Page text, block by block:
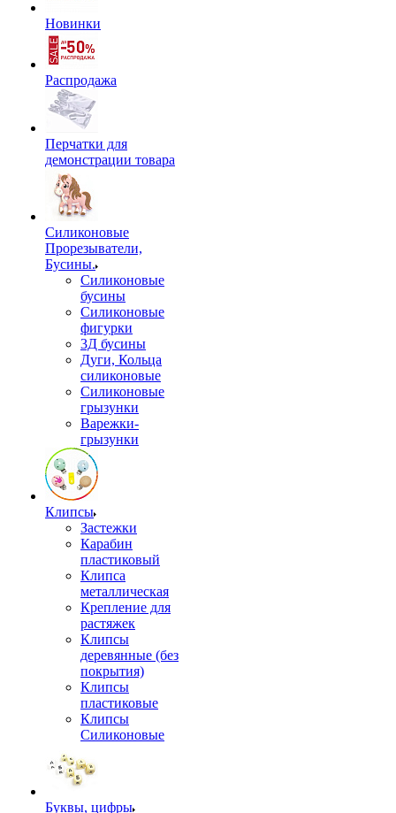
Новинки
Распродажа
Перчатки для
демонстрации товара
Силиконовые
Прорезыватели,
Бусины.
Силиконовые
бусины
Силиконовые
фигурки
3Д бусины
Дуги, Кольца
силиконовые
Силиконовые
грызунки
Варежки-
грызунки
Клипсы
Застежки
Карабин
пластиковый
Клипса
металлическая
Крепление для
растяжек
Клипсы
деревянные (без
покрытия)
Клипсы
пластиковые
Клипсы
Силиконовые
Буквы, цифры